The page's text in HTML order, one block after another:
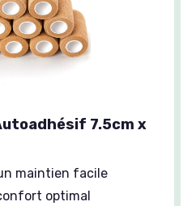
7.5cm x
maintien facile
optimal